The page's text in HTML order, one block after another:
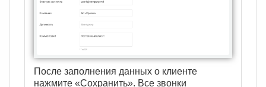
После заполнения данных о клиенте
нажмите «Сохранить». Все звонки